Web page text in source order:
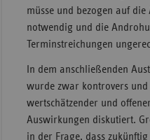
müsse und bezogen auf
notwendig und die
Terminstreichungen
In dem anschließenden
wurde zwar kontrovers
wertschätzender und
Auswirkungen diskutiert.
in der Frage, dass